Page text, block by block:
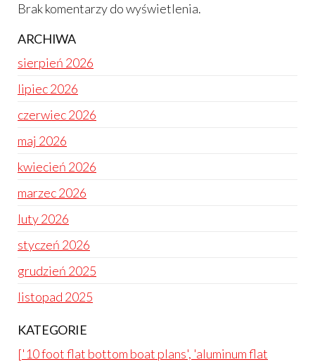
Brak komentarzy do wyświetlenia.
ARCHIWA
sierpień 2026
lipiec 2026
czerwiec 2026
maj 2026
kwiecień 2026
marzec 2026
luty 2026
styczeń 2026
grudzień 2025
listopad 2025
KATEGORIE
['10 foot flat bottom boat plans', 'aluminum flat